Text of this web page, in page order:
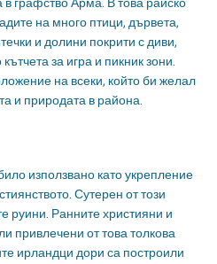
графство Арма. В това райско
на много птици, дървета,
и долини покрити с диви,
за игра и пикник зони.
на всеки, който би желал
и природата в района.
използвано като укрепление
Сутерен от този
руини. Ранните християни и
привлечени от това толкова
ирландци дори са построили